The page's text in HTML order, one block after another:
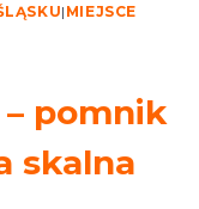
| MIEJSCE
pomnik
skalna